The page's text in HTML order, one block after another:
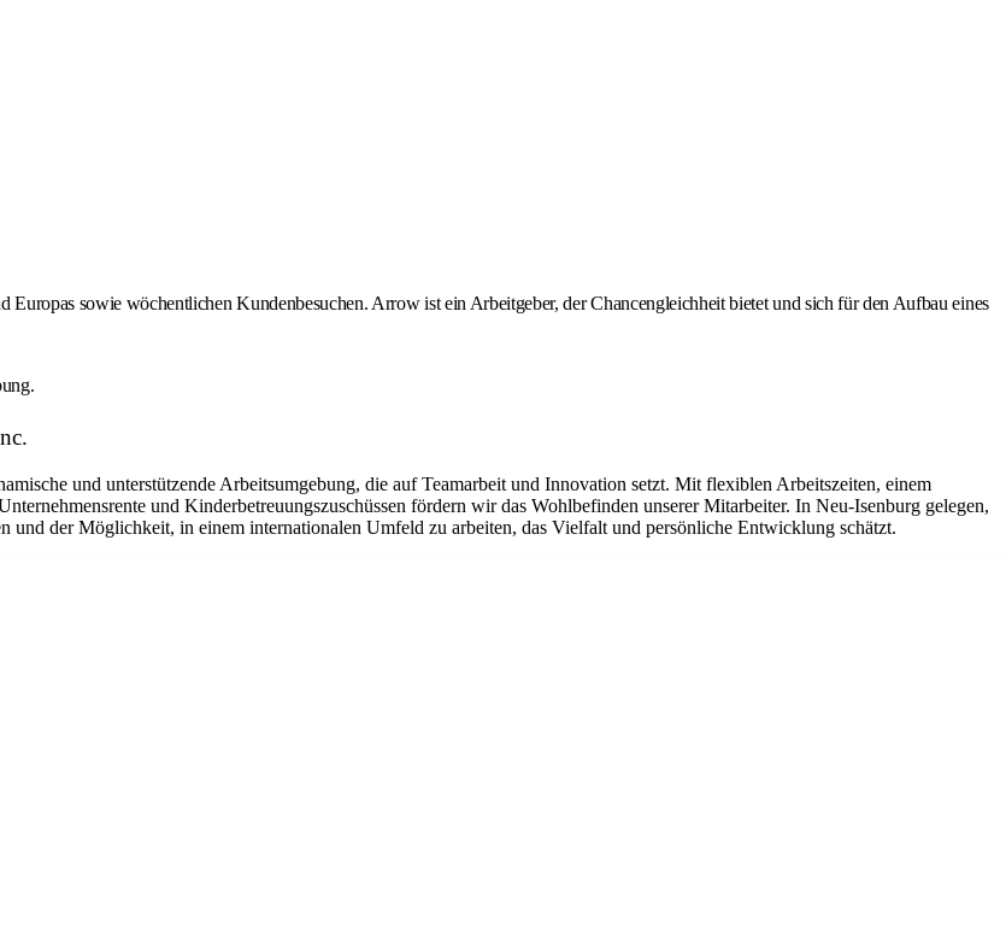
sowie wöchentlichen Kundenbesuchen. Arrow ist ein Arbeitgeber, der Chancengleichheit bietet und sich für den Aufbau eines
und unterstützende Arbeitsumgebung, die auf Teamarbeit und Innovation setzt. Mit flexiblen Arbeitszeiten, einem
und Kinderbetreuungszuschüssen fördern wir das Wohlbefinden unserer Mitarbeiter. In Neu-Isenburg gelegen,
und der Möglichkeit, in einem internationalen Umfeld zu arbeiten, das Vielfalt und persönliche Entwicklung schätzt.